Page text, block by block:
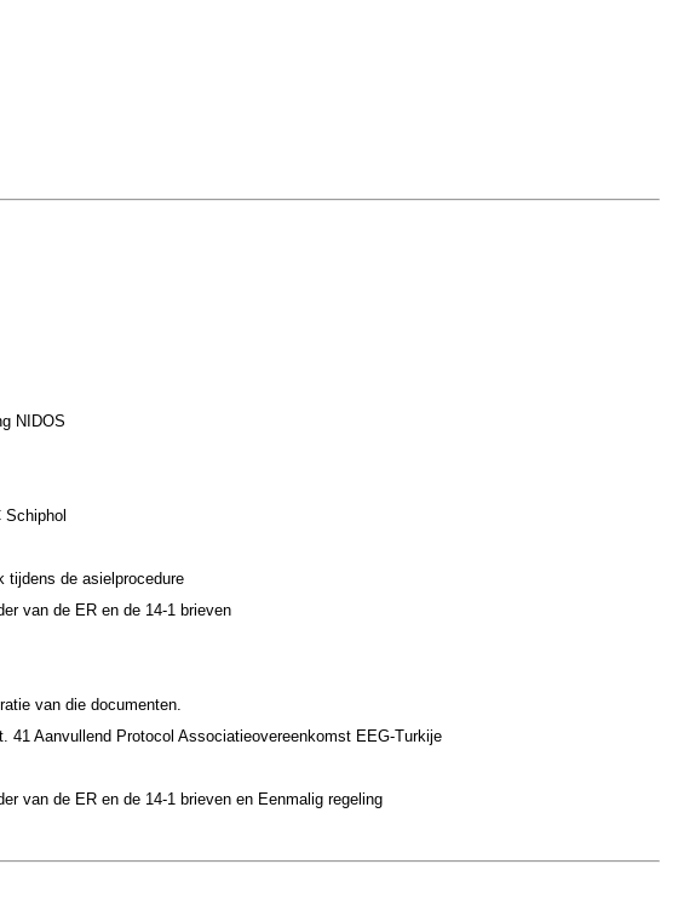
NIDOS
Schiphol
tijdens de asielprocedure
van de ER en de 14-1 brieven
van die documenten.
Aanvullend Protocol Associatieovereenkomst EEG-Turkije
van de ER en de 14-1 brieven en Eenmalig regeling